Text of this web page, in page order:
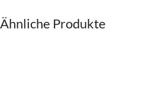
Ähnliche Produkte